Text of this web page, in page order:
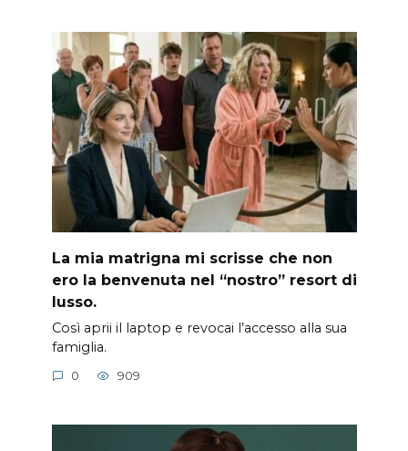
La mia matrigna mi scrisse che non
ero la benvenuta nel “nostro” resort di
lusso.
Così aprii il laptop e revocai l’accesso alla sua
famiglia.
0 909